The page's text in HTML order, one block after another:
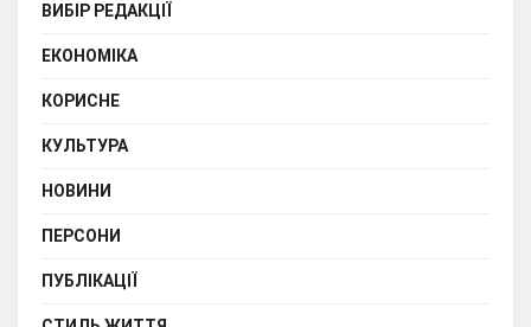
ВИБІР РЕДАКЦІЇ
ЕКОНОМІКА
КОРИСНЕ
КУЛЬТУРА
НОВИНИ
ПЕРСОНИ
ПУБЛІКАЦІЇ